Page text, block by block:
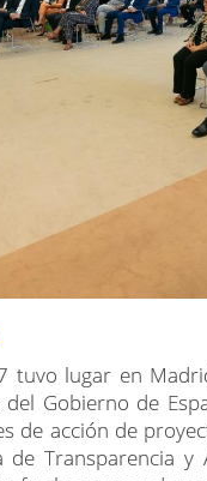
tuvo lugar en
Gobierno de
de acción de
de Transparencia